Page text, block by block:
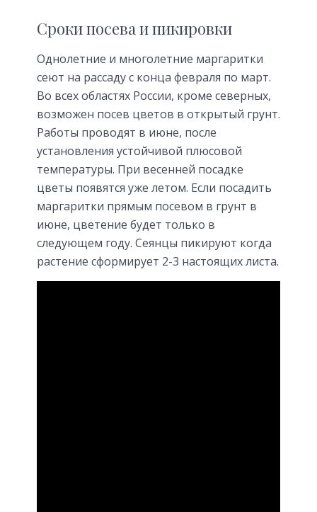
Сроки посева и пикировки
Однолетние и многолетние маргаритки
сеют на рассаду с конца февраля по март.
Во всех областях России, кроме северных,
возможен посев цветов в открытый грунт.
Работы проводят в июне, после
установления устойчивой плюсовой
температуры. При весенней посадке
цветы появятся уже летом. Если посадить
маргаритки прямым посевом в грунт в
июне, цветение будет только в
следующем году. Сеянцы пикируют когда
растение сформирует 2-3 настоящих листа.